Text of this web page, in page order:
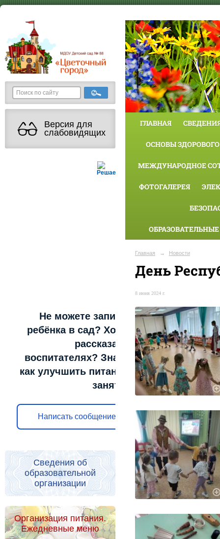
Версия для
слабовидящих
Решаем вместе
Не можете записать
ребёнка в сад? Хотите
рассказать о
воспитателях? Знаете,
как улучшить питание и
занятия?
Написать сообщение
Сведения об
образовательной
организации
Организация питания.
Ежедневные меню
ГЛАВНАЯ
ОСНОВЫ
МЕЖДУНАРОДНОЕ
ФОТОГАЛЕРЕЯ
Главная → Новости
День
8 июня 2024 г.